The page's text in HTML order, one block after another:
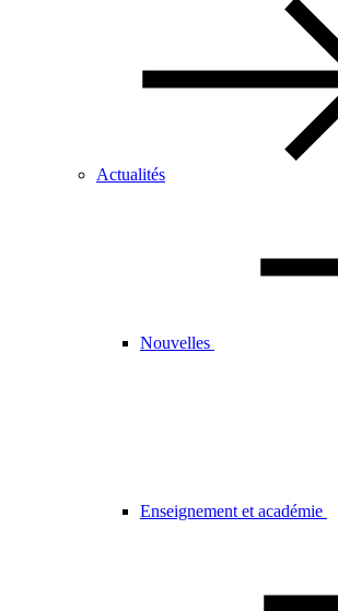
Actualités
Nouvelles
Enseignement et académie